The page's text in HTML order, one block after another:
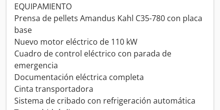
EQUIPAMIENTO
Prensa de pellets Amandus Kahl C35-780 con placa
base
Nuevo motor eléctrico de 110 kW
Cuadro de control eléctrico con parada de
emergencia
Documentación eléctrica completa
Cinta transportadora
Sistema de cribado con refrigeración automática